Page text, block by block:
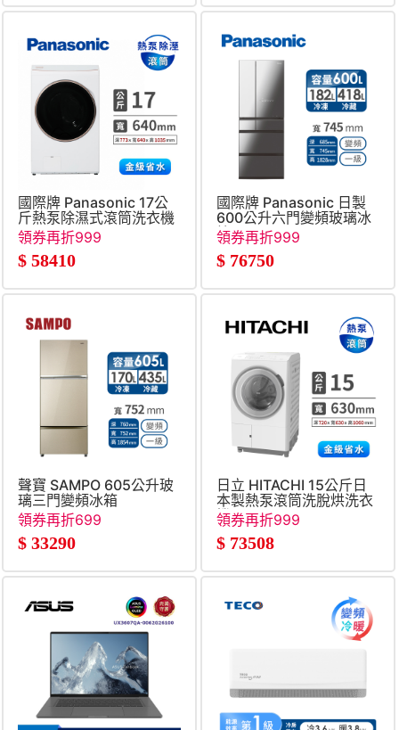
國際牌 Panasonic 17公
斤熱泵除濕式滾筒洗衣機
領券再折999
$ 58410
國際牌 Panasonic 日製
600公升六門變頻玻璃冰
箱
領券再折999
$ 76750
聲寶 SAMPO 605公升玻
璃三門變頻冰箱
領券再折699
$ 33290
日立 HITACHI 15公斤日
本製熱泵滾筒洗脫烘洗衣
機
領券再折999
$ 73508